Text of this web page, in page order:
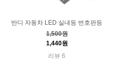
반디 자동차 LED 실내등 번호판등
1,500원
1,440원
리뷰 6